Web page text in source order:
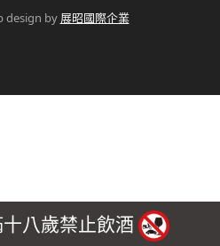
design by 展昭國際企業
八歲禁止飲酒